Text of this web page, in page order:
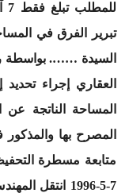
تبرير الفرق في
العقاري إجراء
متابعة مسطرة
7-5-1996